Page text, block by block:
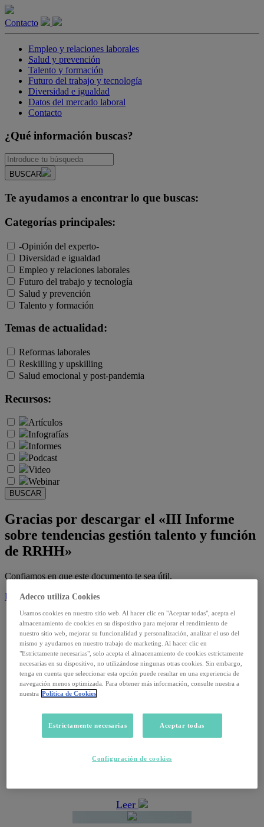
Contacto
Empleo y relaciones laborales
Salud y prevención
Talento y formación
Futuro del trabajo y tecnología
Diversidad e igualdad
Datos del mercado laboral
Contacto
¿Qué información buscas?
BUSCAR
Te ayudamos a encontrar lo que buscas:
Categorías principales:
-Opinión del experto-
Diversidad e igualdad
Empleo y relaciones laborales
Futuro del trabajo y tecnología
Salud y prevención
Talento y formación
Temas de actualidad:
Reformas laborales
Reskilling y upskilling
Salud emocional y post-pandemia
Recursos:
Artículos
Infografías
Informes
Podcast
Video
Webinar
BUSCAR
Gracias por descargar el «III Informe
sobre tendencias gestión talento y función
de RRHH»
Confiamos en que este documento te sea útil.
Descargar
Informes
14 julio, 2026
Informe Trimestral Adecco Absentismo · T4
Informes
2 septiembre, 2025
Leer
Adecco utiliza Cookies
Usamos cookies en nuestro sitio web. Al hacer clic en "Aceptar todas", acepta el
almacenamiento de cookies en su dispositivo para mejorar el rendimiento de
nuestro sitio web, mejorar su funcionalidad y personalización, analizar el uso del
mismo y ayudarnos en nuestro trabajo de marketing. Al hacer clic en
"Estrictamente necesarias", solo acepta el almacenamiento de cookies estrictamente
necesarias en su dispositivo, no utilizándose ningunas otras cookies. Sin embargo,
tenga en cuenta que seleccionar esta opción puede resultar en una experiencia de
navegación menos optimizada. Para obtener más información, consulte nuestra a
nuestra Política de Cookies
Estrictamente necesarias Aceptar todas
Configuración de cookies